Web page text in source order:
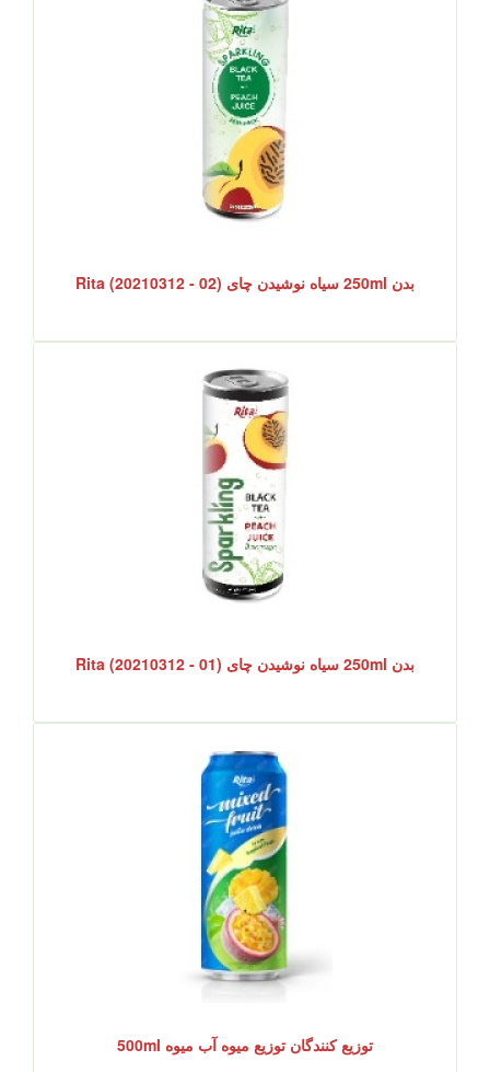
بدن 250ml سیاه نوشیدن چای Rita (20210312 - 02)
بدن 250ml سیاه نوشیدن چای Rita (20210312 - 01)
توزیع کنندگان توزیع میوه آب میوه 500ml